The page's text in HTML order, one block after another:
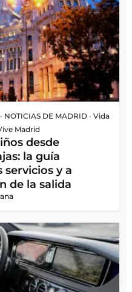
• NOTICIAS DE MADRID • Vida
Madrid
desde
la guía
y a
de la salida